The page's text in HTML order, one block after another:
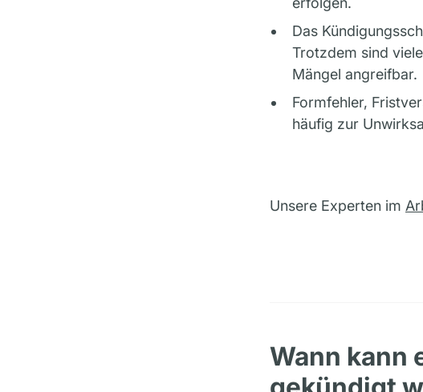
Das
Trotzdem sind
Mängel angreifbar.
Formfehler,
häufig zur
Unsere Experten im
Wann kann